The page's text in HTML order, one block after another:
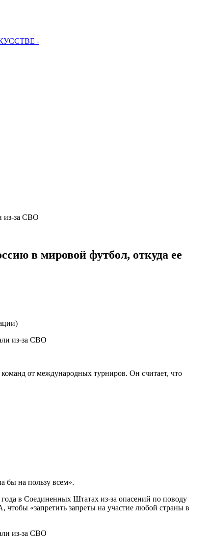
-
из-за СВО
в мировой футбол, откуда ее
от международных турниров. Он считает, что
бы на пользу всем».
в Соединенных Штатах из-за опасений по поводу
«запретить запреты на участие любой страны в